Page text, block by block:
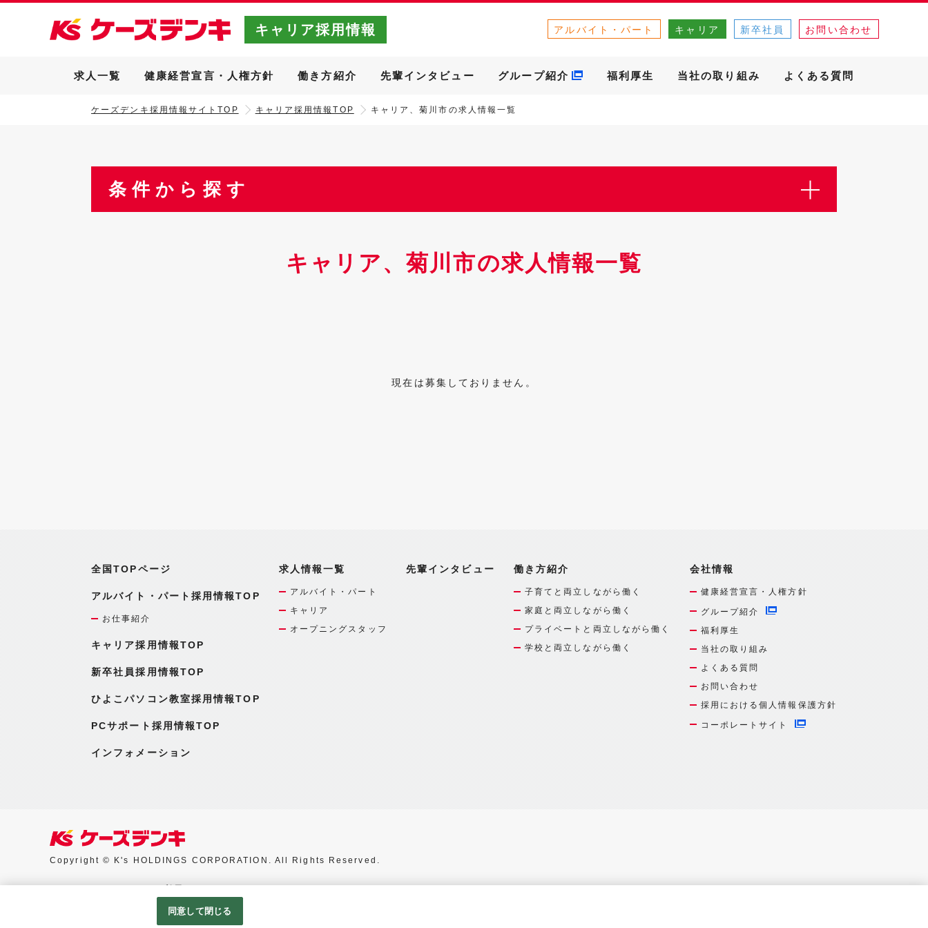
キャリア採用情報 アルバイト・パート キャリア 新卒社員 お問い合わせ
求人一覧 健康経営宣言・人権方針 働き方紹介 先輩インタビュー グループ紹介 福利厚生 当社の取り組み よくある質問
ケーズデンキ採用情報サイトTOP キャリア採用情報TOP キャリア、菊川市の求人情報一覧
条件から探す
キャリア、菊川市の求人情報一覧
現在は募集しておりません。
全国TOPページ
アルバイト・パート採用情報TOP
お仕事紹介
キャリア採用情報TOP
新卒社員採用情報TOP
ひよこパソコン教室採用情報TOP
PCサポート採用情報TOP
インフォメーション
求人情報一覧
アルバイト・パート
キャリア
オープニングスタッフ
先輩インタビュー 働き方紹介
子育てと両立しながら働く
家庭と両立しながら働く
プライベートと両立しながら働く
学校と両立しながら働く
会社情報
健康経営宣言・人権方針
グループ紹介
福利厚生
当社の取り組み
よくある質問
お問い合わせ
採用における個人情報保護方針
コーポレートサイト
Copyright © K's HOLDINGS CORPORATION. All Rights Reserved.
Googleアナリティクスの利用について
同意して閉じる